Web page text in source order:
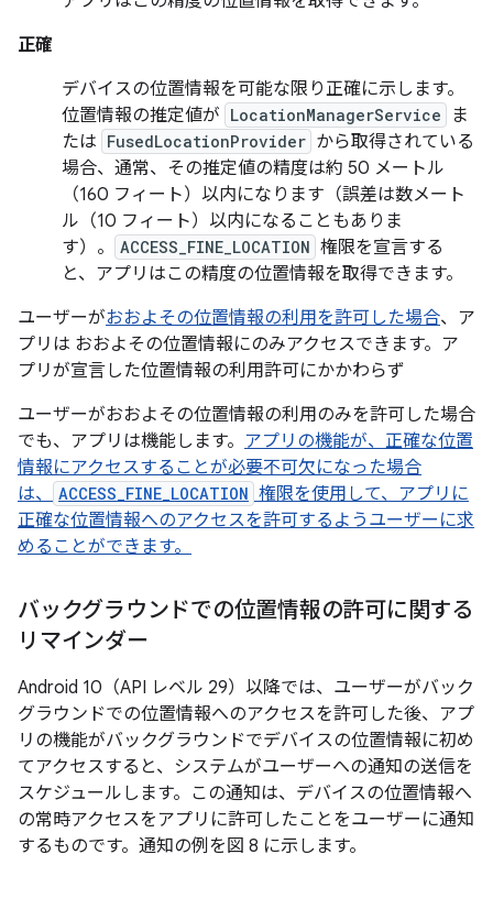
正確
デバイスの位置情報を可能な限り正確に示します。
位置情報の推定値が LocationManagerService
ま
たは FusedLocationProvider から取得されている
場合、通常、その推定値の精度は約 50 メートル
（160 フィート）以内になります（誤差は数メート
ル（10 フィート）以内になることもありま
す）。
ACCESS_FINE_LOCATION 権限を宣言する
と、アプリはこの精度の位置情報を取得できます。
ユーザーがおおよその位置情報の利用を許可した場合、ア
プリは おおよその位置情報にのみアクセスできます。ア
プリが宣言した位置情報の利用許可にかかわらず
ユーザーがおおよその位置情報の利用のみを許可した場合
でも、アプリは機能します。 アプリの機能が、正確な位置
情報にアクセスすることが必要不可欠になった場合
は、
ACCESS_FINE_LOCATION 権限を使用して、アプリに
正確な位置情報へのアクセスを許可するようユーザーに求
めることができます。
バックグラウンドでの位置情報の許可に関する
リマインダー
Android 10（API レベル 29）以降では、ユーザーがバック
グラウンドでの位置情報へのアクセスを許可した後、アプ
リの機能がバックグラウンドでデバイスの位置情報に初め
てアクセスすると、システムがユーザーへの通知の送信を
スケジュールします。この通知は、デバイスの位置情報へ
の常時アクセスをアプリに許可したことをユーザーに通知
するものです。通知の例を図 8 に示します。